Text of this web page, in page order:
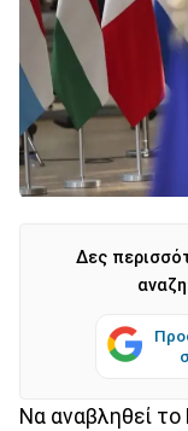
Δες
Να αναβληθεί